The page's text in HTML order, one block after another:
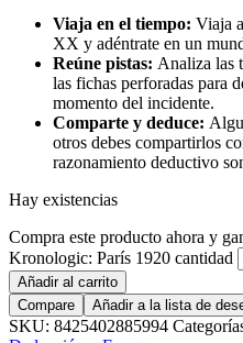
Viaja en el tiempo: Viaja
XX y adéntrate en un
Reúne pistas: Analiza las
las fichas perforadas para
momento del incidente.
Comparte y deduce:
otros debes compartirlos
razonamiento deductivo
Hay existencias
Compra este producto ahora y
Kronologic: París 1920 cantidad
Añadir al carrito
Compare
Añadir a la lista de
SKU: 8425402885994